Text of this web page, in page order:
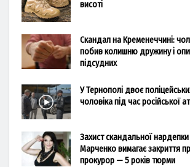
висоті
Скандал на Кременеччині:
побив колишню дружину і
підсудних
У Тернополі двоє
чоловіка під час російської
Захист скандальної
Марченко вимагає закриття
прокурор — 5 років тюрми